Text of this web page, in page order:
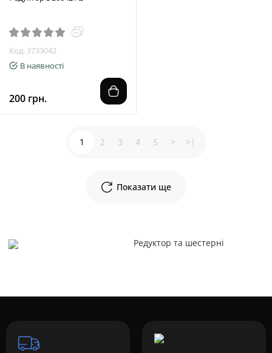
Код: 3733042
В наявності
200 грн.
Показати ще
1 2 3 4 5 > >|
Редуктор та шестерні